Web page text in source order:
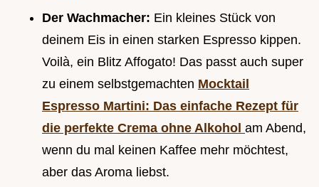
Der Wachmacher: Ein kleines Stück von
deinem Eis in einen starken Espresso kippen.
Voilà, ein Blitz Affogato! Das passt auch super
zu einem selbstgemachten Mocktail
Espresso Martini: Das einfache Rezept für
die perfekte Crema ohne Alkohol am Abend,
wenn du mal keinen Kaffee mehr möchtest,
aber das Aroma liebst.